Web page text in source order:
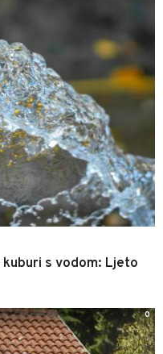
s vodom: Ljeto
0